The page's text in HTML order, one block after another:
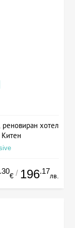
хотел
.30
€ / 196.17
лв.